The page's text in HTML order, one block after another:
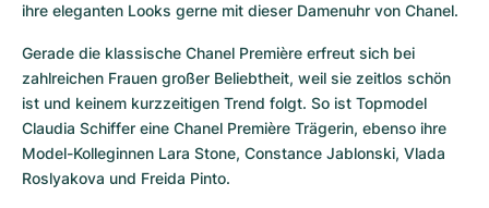
ihre eleganten Looks gerne mit dieser Damenuhr von Chanel.
Gerade die klassische Chanel Première erfreut sich bei
zahlreichen Frauen großer Beliebtheit, weil sie zeitlos schön
ist und keinem kurzzeitigen Trend folgt. So ist Topmodel
Claudia Schiffer eine Chanel Première Trägerin, ebenso ihre
Model-Kolleginnen Lara Stone, Constance Jablonski, Vlada
Roslyakova und Freida Pinto.